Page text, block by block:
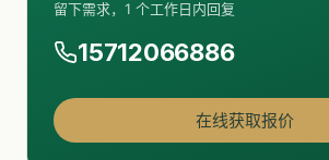
留下需求，1 个工作日内回复
15712066886
在线获取报价